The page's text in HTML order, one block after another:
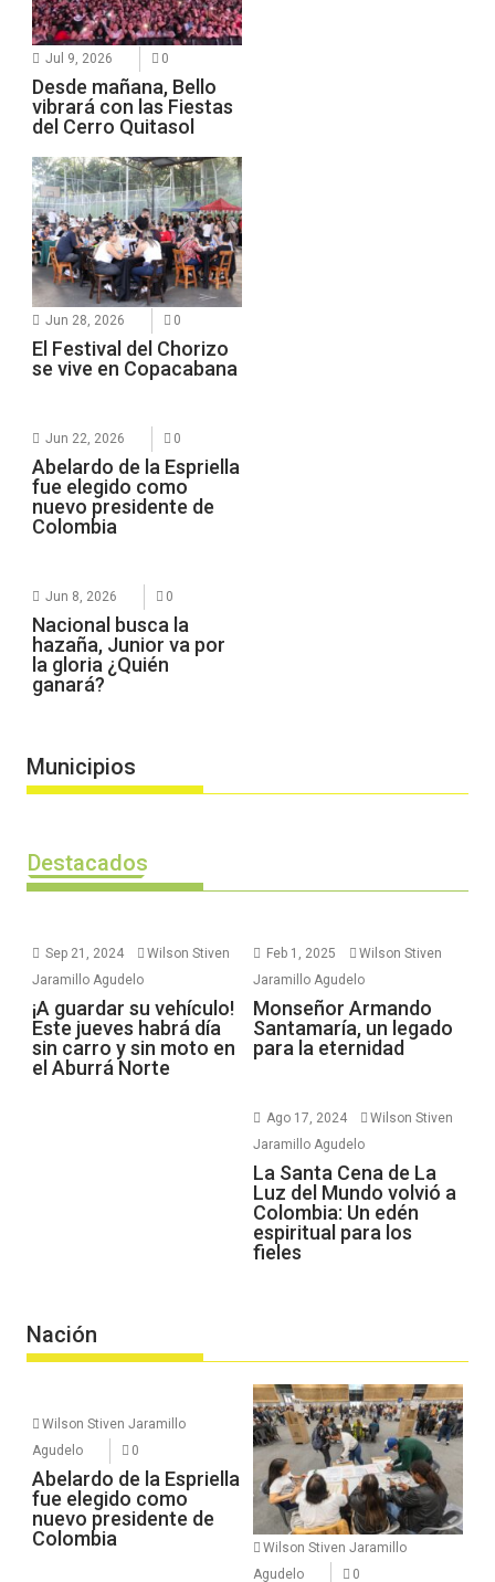
Jul 9, 2026 0
Desde mañana, Bello
vibrará con las Fiestas
del Cerro Quitasol
Jun 28, 2026 0
El Festival del Chorizo
se vive en Copacabana
Jun 22, 2026 0
Abelardo de la Espriella
fue elegido como
nuevo presidente de
Colombia
Jun 8, 2026 0
Nacional busca la
hazaña, Junior va por
la gloria ¿Quién
ganará?
Municipios
Destacados
Sep 21, 2024
Wilson Stiven
Jaramillo Agudelo
¡A guardar su vehículo!
Este jueves habrá día
sin carro y sin moto en
el Aburrá Norte
Feb 1, 2025
Wilson Stiven
Jaramillo Agudelo
Monseñor Armando
Santamaría, un legado
para la eternidad
Ago 17, 2024
Wilson Stiven
Jaramillo Agudelo
La Santa Cena de La
Luz del Mundo volvió a
Colombia: Un edén
espiritual para los
fieles
Nación
Wilson Stiven Jaramillo
Agudelo
0
Abelardo de la Espriella
fue elegido como
nuevo presidente de
Colombia
Wilson Stiven Jaramillo
Agudelo
0